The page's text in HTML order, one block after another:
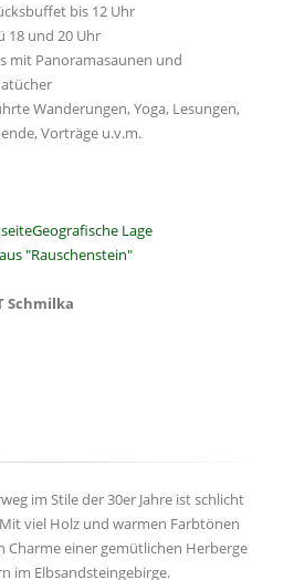
bis 12 Uhr
18 und 20 Uhr
mit Panoramasaunen und
Wanderungen, Yoga, Lesungen,
Vorträge u.v.m.
Geografische Lage
"Rauschenstein"
Schmilka
im Stile der 30er Jahre ist schlicht
viel Holz und warmen Farbtönen
Charme einer gemütlichen Herberge
im Elbsandsteingebirge.